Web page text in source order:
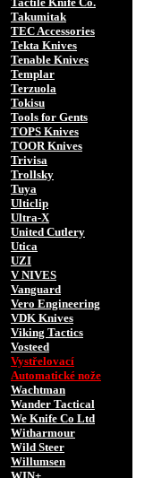
Takumitak
TEC Accessories
Tekta Knives
Tenable Knives
Templar
Terzuola
Tokisu
Tools for Gents
TOPS Knives
TOOR Knives
Trivisa
Trollsky
Tuya
Ulticlip
Ultra-X
United Cutlery
Utica
UZI
V NIVES
Vanguard
Vero Engineering
VDK Knives
Viking Tactics
Vosteed
Vystřelovací
Automatické nože
Wachtman
Wander Tactical
We Knife Co Ltd
Witharmour
Wild Steer
Willumsen